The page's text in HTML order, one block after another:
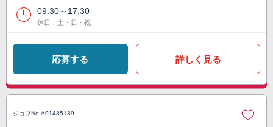
09:30～17:30
休日：土・日・祝
応募する 詳しく見る
ジョブNo. A01485139